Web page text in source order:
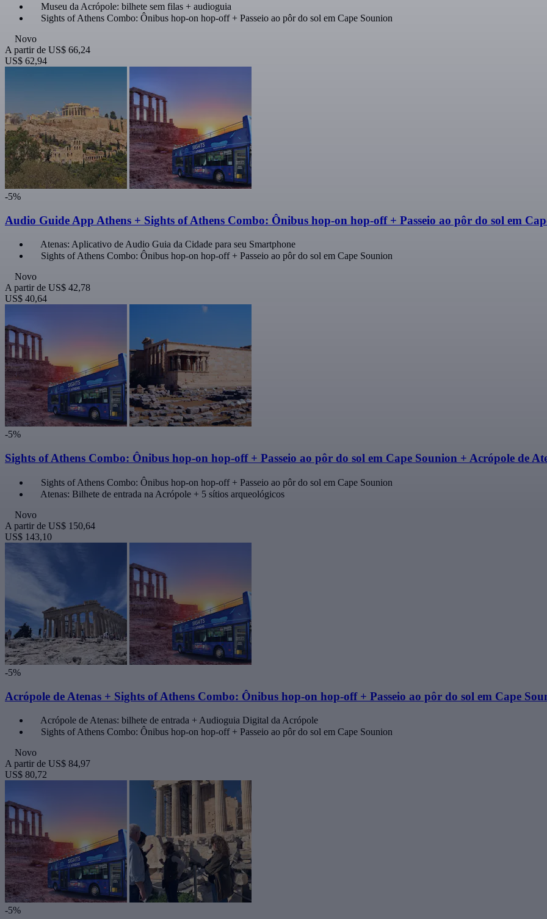
Museu da Acrópole: bilhete sem filas + audioguia
Sights of Athens Combo: Ônibus hop-on hop-off + Passeio ao pôr do sol em Cape Sounion
Novo
A partir de US$ 66,24
US$ 62,94
-5%
Audio Guide App Athens + Sights of Athens Combo: Ônibus hop-on hop-off + Passeio ao pôr do sol em
Atenas: Aplicativo de Audio Guia da Cidade para seu Smartphone
Sights of Athens Combo: Ônibus hop-on hop-off + Passeio ao pôr do sol em Cape Sounion
Novo
A partir de US$ 42,78
US$ 40,64
-5%
Sights of Athens Combo: Ônibus hop-on hop-off + Passeio ao pôr do sol em Cape Sounion + Acrópole de
Sights of Athens Combo: Ônibus hop-on hop-off + Passeio ao pôr do sol em Cape Sounion
Atenas: Bilhete de entrada na Acrópole + 5 sítios arqueológicos
Novo
A partir de US$ 150,64
US$ 143,10
-5%
Acrópole de Atenas + Sights of Athens Combo: Ônibus hop-on hop-off + Passeio ao pôr do sol em Cape
Acrópole de Atenas: bilhete de entrada + Audioguia Digital da Acrópole
Sights of Athens Combo: Ônibus hop-on hop-off + Passeio ao pôr do sol em Cape Sounion
Novo
A partir de US$ 84,97
US$ 80,72
-5%